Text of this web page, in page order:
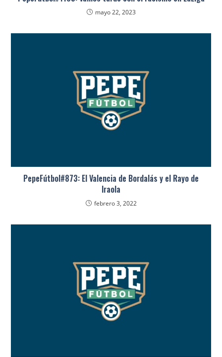
mayo 22, 2023
PepeFútbol#873: El Valencia de Bordalás y el Rayo de
Iraola
febrero 3, 2022